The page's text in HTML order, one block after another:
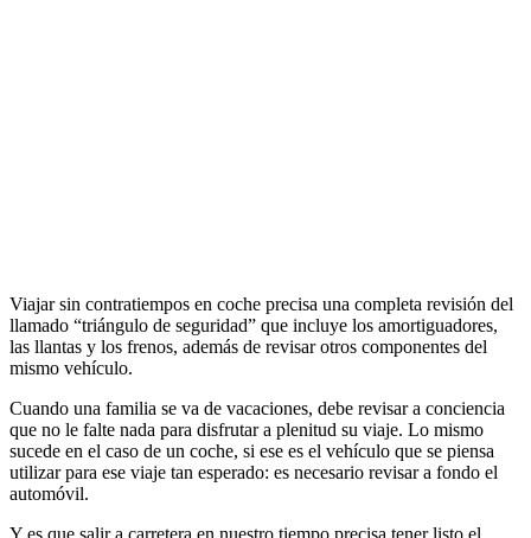
Viajar sin contratiempos en coche precisa una completa revisión del
llamado “triángulo de seguridad” que incluye los amortiguadores,
las llantas y los frenos, además de revisar otros componentes del
mismo vehículo.
Cuando una familia se va de vacaciones, debe revisar a conciencia
que no le falte nada para disfrutar a plenitud su viaje. Lo mismo
sucede en el caso de un coche, si ese es el vehículo que se piensa
utilizar para ese viaje tan esperado: es necesario revisar a fondo el
automóvil.
Y es que salir a carretera en nuestro tiempo precisa tener listo el